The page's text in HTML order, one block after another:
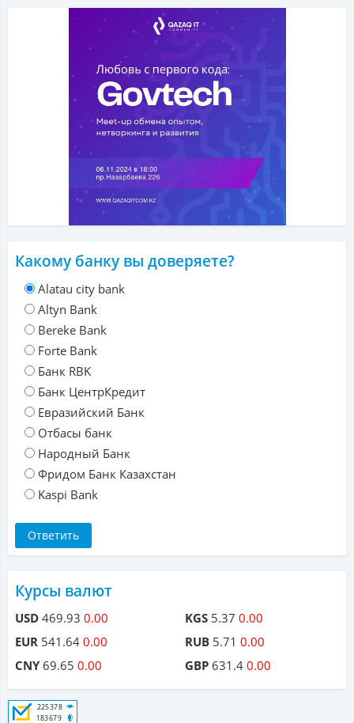
Какому банку вы доверяете?
Alatau city bank
Altyn Bank
Bereke Bank
Forte Bank
Банк RBK
Банк ЦентрКредит
Евразийский Банк
Отбасы банк
Народный Банк
Фридом Банк Казахстан
Kaspi Bank
Курсы валют
USD 469.93 0.00
EUR 541.64 0.00
CNY69.65 0.00
KGS 5.37 0.00
RUB 5.71 0.00
GBP 631.4 0.00